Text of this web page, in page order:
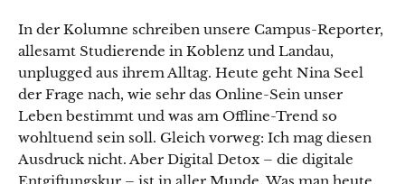
In der Kolumne schreiben unsere Campus-Reporter,
allesamt Studierende in Koblenz und Landau,
unplugged aus ihrem Alltag. Heute geht Nina Seel
der Frage nach, wie sehr das Online-Sein unser
Leben bestimmt und was am Offline-Trend so
wohltuend sein soll. Gleich vorweg: Ich mag diesen
Ausdruck nicht. Aber Digital Detox – die digitale